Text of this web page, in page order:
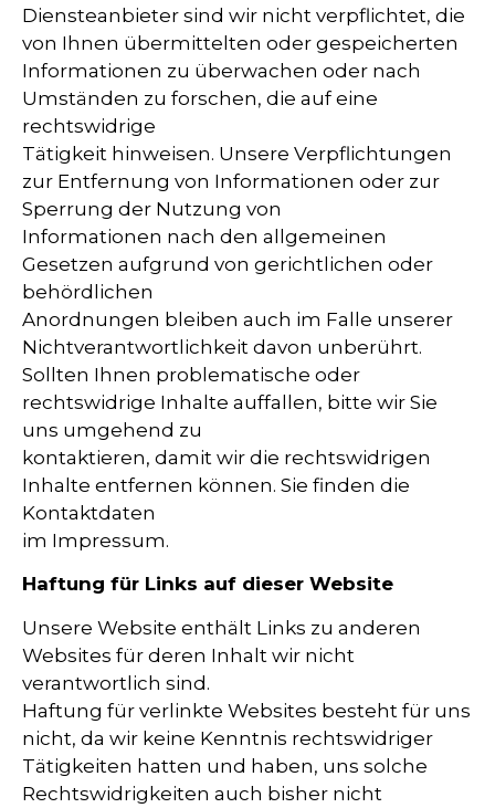
Diensteanbieter sind wir nicht verpflichtet, die
von Ihnen übermittelten oder gespeicherten
Informationen zu überwachen oder nach
Umständen zu forschen, die auf eine
rechtswidrige
Tätigkeit hinweisen. Unsere Verpflichtungen
zur Entfernung von Informationen oder zur
Sperrung der Nutzung von
Informationen nach den allgemeinen
Gesetzen aufgrund von gerichtlichen oder
behördlichen
Anordnungen bleiben auch im Falle unserer
Nichtverantwortlichkeit davon unberührt.
Sollten Ihnen problematische oder
rechtswidrige Inhalte auffallen, bitte wir Sie
uns umgehend zu
kontaktieren, damit wir die rechtswidrigen
Inhalte entfernen können. Sie finden die
Kontaktdaten
im Impressum.
Haftung für Links auf dieser Website
Unsere Website enthält Links zu anderen
Websites für deren Inhalt wir nicht
verantwortlich sind.
Haftung für verlinkte Websites besteht für uns
nicht, da wir keine Kenntnis rechtswidriger
Tätigkeiten hatten und haben, uns solche
Rechtswidrigkeiten auch bisher nicht